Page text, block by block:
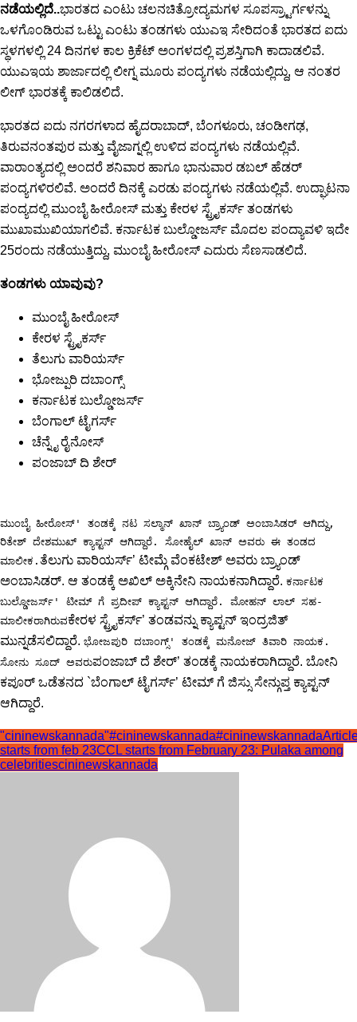
ನಡೆಯಲ್ಲಿದೆ..ಭಾರತದ ಎಂಟು ಚಲನಚಿತ್ರೋದ್ಯಮಗಳ ಸೂಪಸ್ರ್ಟಾರ್ಗಳನ್ನು
ಒಳಗೊಂಡಿರುವ ಒಟ್ಟು ಎಂಟು ತಂಡಗಳು ಯುಎಇ ಸೇರಿದಂತೆ ಭಾರತದ ಐದು
ಸ್ಥಳಗಳಲ್ಲಿ 24 ದಿನಗಳ ಕಾಲ ಕ್ರಿಕೆಟ್ ಅಂಗಳದಲ್ಲಿ ಪ್ರಶಸ್ತಿಗಾಗಿ ಕಾದಾಡಲಿವೆ.
ಯುಎಇಯ ಶಾರ್ಜಾದಲ್ಲಿ ಲೀಗ್ನ ಮೂರು ಪಂದ್ಯಗಳು ನಡೆಯಲ್ಲಿದ್ದು, ಆ ನಂತರ
ಲೀಗ್ ಭಾರತಕ್ಕೆ ಕಾಲಿಡಲಿದೆ.
ಭಾರತದ ಐದು ನಗರಗಳಾದ ಹೈದರಾಬಾದ್, ಬೆಂಗಳೂರು, ಚಂಡೀಗಢ,
ತಿರುವನಂತಪುರ ಮತ್ತು ವೈಜಾಗ್ನಲ್ಲಿ ಉಳಿದ ಪಂದ್ಯಗಳು ನಡೆಯಲ್ಲಿವೆ.
ವಾರಾಂತ್ಯದಲ್ಲಿ ಅಂದರೆ ಶನಿವಾರ ಹಾಗೂ ಭಾನುವಾರ ಡಬಲ್ ಹೆಡರ್
ಪಂದ್ಯಗಳಿರಲಿವೆ. ಅಂದರೆ ದಿನಕ್ಕೆ ಎರಡು ಪಂದ್ಯಗಳು ನಡೆಯಲ್ಲಿವೆ. ಉದ್ಘಾಟನಾ
ಪಂದ್ಯದಲ್ಲಿ ಮುಂಬೈ ಹೀರೋಸ್ ಮತ್ತು ಕೇರಳ ಸ್ಟ್ರೈಕರ್ಸ್ ತಂಡಗಳು
ಮುಖಾಮುಖಿಯಾಗಲಿವೆ. ಕರ್ನಾಟಕ ಬುಲ್ಡೋಜರ್ಸ್ ಮೊದಲ ಪಂದ್ಯಾವಳಿ ಇದೇ
25ರಂದು ನಡೆಯುತ್ತಿದ್ದು, ಮುಂಬೈ ಹೀರೋಸ್ ಎದುರು ಸೆಣಸಾಡಲಿದೆ.
ತಂಡಗಳು ಯಾವುವು?
ಮುಂಬೈ ಹೀರೋಸ್
ಕೇರಳ ಸ್ಟ್ರೈಕರ್ಸ್
ತೆಲುಗು ವಾರಿಯರ್ಸ್
ಭೋಜ್ಪುರಿ ದಬಾಂಗ್ಸ್
ಕರ್ನಾಟಕ ಬುಲ್ಡೋಜರ್ಸ್
ಬೆಂಗಾಲ್ ಟೈಗರ್ಸ್
ಚೆನ್ನೈ ರೈನೋಸ್
ಪಂಜಾಬ್ ದಿ ಶೇರ್
ಮುಂಬೈ ಹೀರೋಸ್' ತಂಡಕ್ಕೆ ನಟ ಸಲ್ಮಾನ್ ಖಾನ್ ಬ್ರ್ಯಾಂಡ್ ಅಂಬಾಸಿಡರ್ ಆಗಿದ್ದು,
ರಿತೇಶ್ ದೇಶಮುಖ್ ಕ್ಯಾಪ್ಟನ್ ಆಗಿದ್ದಾರೆ. ಸೋಹೈಲ್ ಖಾನ್ ಅವರು ಈ ತಂಡದ
ಮಾಲೀಕ. ತೆಲುಗು ವಾರಿಯರ್ಸ್’ ಟೀಮ್ಗೆ ವೆಂಕಟೇಶ್ ಅವರು ಬ್ರ್ಯಾಂಡ್
ಅಂಬಾಸಿಡರ್. ಆ ತಂಡಕ್ಕೆ ಅಖಿಲ್ ಅಕ್ಕಿನೇನಿ ನಾಯಕನಾಗಿದ್ದಾರೆ. ಕರ್ನಾಟಕ
ಬುಲ್ಡೋಜರ್ಸ್' ಟೀಮ್ ಗೆ ಪ್ರದೀಪ್ ಕ್ಯಾಪ್ಟನ್ ಆಗಿದ್ದಾರೆ. ಮೋಹನ್ ಲಾಲ್ ಸಹ-
ಮಾಲೀಕರಾಗಿರುವಕೇರಳ ಸ್ಟ್ರೈಕರ್ಸ್’ ತಂಡವನ್ನು ಕ್ಯಾಪ್ಟನ್ ಇಂದ್ರಜಿತ್
ಮುನ್ನಡೆಸಲಿದ್ದಾರೆ. ಭೋಜಪುರಿ ದಬಾಂಗ್ಸ್' ತಂಡಕ್ಕೆ ಮನೋಜ್ ತಿವಾರಿ ನಾಯಕ.
ಸೋನು ಸೂದ್ ಅವರುಪಂಜಾಬ್ ದೆ ಶೇರ್’ ತಂಡಕ್ಕೆ ನಾಯಕರಾಗಿದ್ದಾರೆ. ಬೋನಿ
ಕಪೂರ್ ಒಡೆತನದ `ಬೆಂಗಾಲ್ ಟೈಗರ್ಸ್’ ಟೀಮ್ ಗೆ ಜಿಸ್ಸು ಸೇನ್ಗುಪ್ತ ಕ್ಯಾಪ್ಟನ್
ಆಗಿದ್ದಾರೆ.
"cininewskannada"#cininewskannada
starts from feb 23CCL starts from February 23: Pulaka among
celebritiescininewskannada